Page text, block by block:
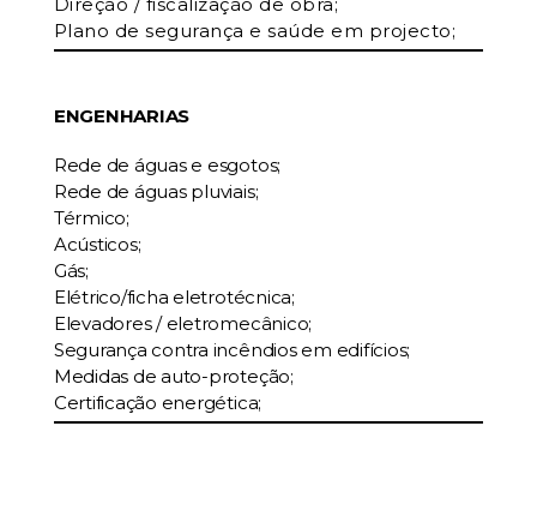
Plano de segurança e saúde em projecto;
ENGENHARIAS
Rede de águas e esgotos;
Rede de águas pluviais;
Térmico;
Acústicos;
Gás;
Elétrico/ficha eletrotécnica;
Elevadores / eletromecânico;
Segurança contra incêndios em edifícios;
Medidas de auto-proteção;
Certificação energética;